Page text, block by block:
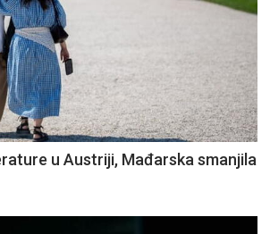
u Austriji, Mađarska smanjila